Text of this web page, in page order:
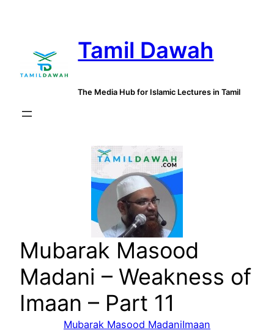
Tamil Dawah
The Media Hub for Islamic Lectures in Tamil
Mubarak Masood
Madani – Weakness of
Imaan – Part 11
Mubarak Masood MadaniImaan